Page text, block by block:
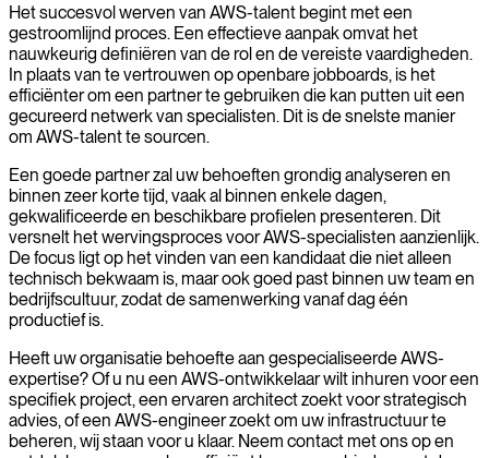
Het succesvol werven van AWS-talent begint met een
gestroomlijnd proces. Een effectieve aanpak omvat het
nauwkeurig definiëren van de rol en de vereiste vaardigheden.
In plaats van te vertrouwen op openbare jobboards, is het
efficiënter om een partner te gebruiken die kan putten uit een
gecureerd netwerk van specialisten. Dit is de snelste manier
om AWS-talent te sourcen.
Een goede partner zal uw behoeften grondig analyseren en
binnen zeer korte tijd, vaak al binnen enkele dagen,
gekwalificeerde en beschikbare profielen presenteren. Dit
versnelt het wervingsproces voor AWS-specialisten aanzienlijk.
De focus ligt op het vinden van een kandidaat die niet alleen
technisch bekwaam is, maar ook goed past binnen uw team en
bedrijfscultuur, zodat de samenwerking vanaf dag één
productief is.
Heeft uw organisatie behoefte aan gespecialiseerde AWS-
expertise? Of u nu een AWS-ontwikkelaar wilt inhuren voor een
specifiek project, een ervaren architect zoekt voor strategisch
advies, of een AWS-engineer zoekt om uw infrastructuur te
beheren, wij staan voor u klaar. Neem contact met ons op en